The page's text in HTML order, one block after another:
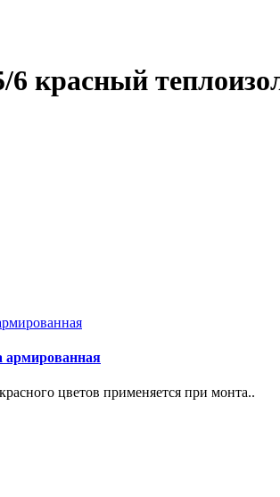
красный
армированная
цветов применяется при монта..